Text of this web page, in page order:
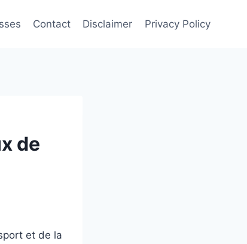
Contact Disclaimer Privacy Policy
de
et de la